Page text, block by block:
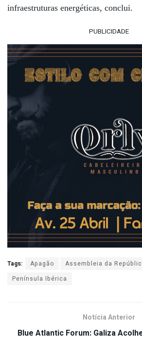
infraestruturas energéticas, conclui.
PUBLICIDADE
Tags: Apagão
Assembleia da
Península Ibérica
Notícia Anterior
Blue Atlantic Forum: Galiza